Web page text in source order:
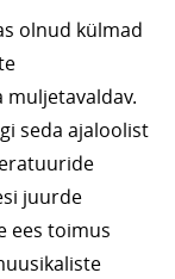
olnud külmad
seda ajaloolist
juurde
ees toimus